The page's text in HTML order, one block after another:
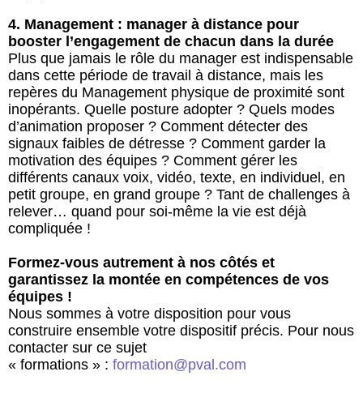
4. Management : manager à distance pour
booster l’engagement de chacun dans la durée
Plus que jamais le rôle du manager est indispensable
dans cette période de travail à distance, mais les
repères du Management physique de proximité sont
inopérants. Quelle posture adopter ? Quels modes
d’animation proposer ? Comment détecter des
signaux faibles de détresse ? Comment garder la
motivation des équipes ? Comment gérer les
différents canaux voix, vidéo, texte, en individuel, en
petit groupe, en grand groupe ? Tant de challenges à
relever… quand pour soi-même la vie est déjà
compliquée !
Formez-vous autrement à nos côtés et
garantissez la montée en compétences de vos
équipes !
Nous sommes à votre disposition pour vous
construire ensemble votre dispositif précis. Pour nous
contacter sur ce sujet
« formations » : formation@pval.com